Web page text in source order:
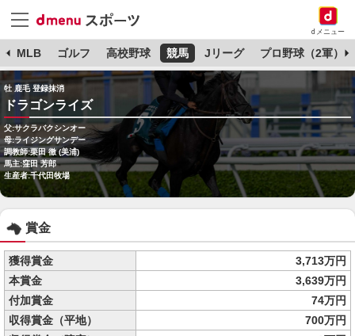
dメニュー
MLB ゴルフ 高校野球 競馬 Jリーグ プロ野球（2軍）
牡 鹿毛 登録抹消
ドラゴンライズ
父:サクラバクシンオー
母:ライジングサンデー
調教師:栗田 徹 (美浦)
馬主:窪田 芳郎
生産者:千代田牧場
賞金
獲得賞金
3,713万円
本賞金
3,639万円
付加賞金
74万円
収得賞金（平地）
700万円